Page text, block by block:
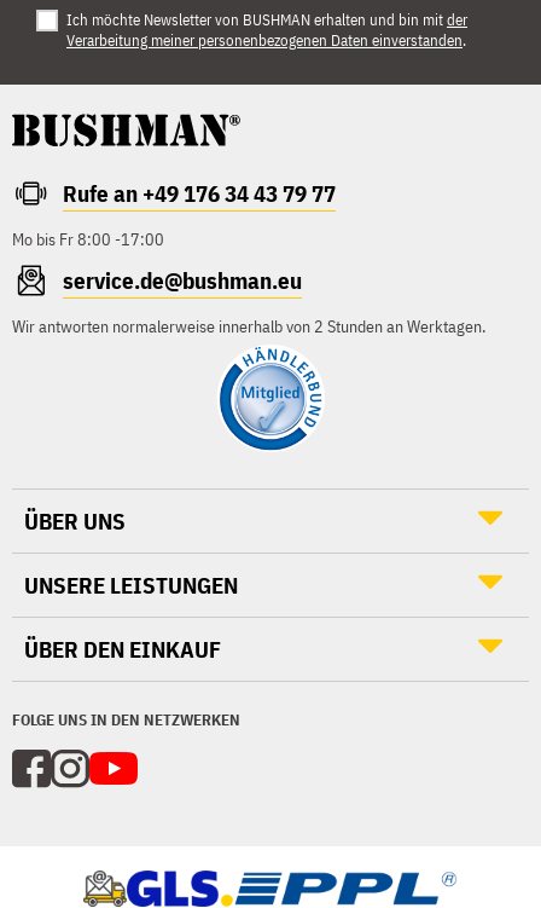
Ich möchte Newsletter von BUSHMAN erhalten und bin mitder
Verarbeitung meiner personenbezogenen Daten einverstanden.
Rufe an +49 176 34 43 79 77
Mo bis Fr 8:00 -17:00
service.de@bushman.eu
Wir antworten normalerweise innerhalb von 2 Stunden an Werktagen.
FOLGE UNS IN DEN NETZWERKEN
ÜBER UNS
UNSERE LEISTUNGEN
ÜBER DEN EINKAUF